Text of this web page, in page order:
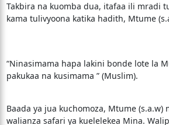
Takbira na kuomba dua, itafaa ili mradi
kama tulivyoona katika hadith, Mtume
“Ninasimama hapa lakini bonde lote la
pakukaa na kusimama ” (Muslim).
Baada ya jua kuchomoza, Mtume
walianza safari ya kuelelekea Mina.